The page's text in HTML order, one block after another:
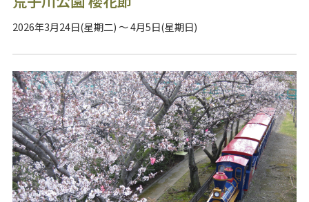
2026年3月24日(星期二) ～ 4月5日(星期日)